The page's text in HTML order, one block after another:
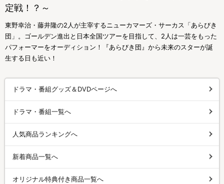
定戦！？～
東野幸治・藤井隆の2人が主宰するニューカマーズ・サーカス「あらびき
団」。ゴールデン進出と日本全国ツアーを目指して、2人は一芸をもった
パフォーマーをオーディション！『あらびき団』から未来のスターが誕
生する日も近い！
ドラマ・番組グッズ＆DVDページへ
ドラマ・番組一覧へ
人気商品ランキングへ
新着商品一覧へ
オリジナル特典付き商品一覧へ